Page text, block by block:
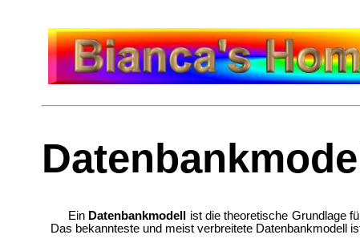
Ein Datenbankmodell ist die theoretische Grundlage
Das bekannteste und meist verbreitete Datenbankmodell